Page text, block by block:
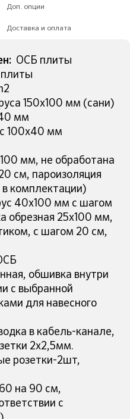
Доп. опции
Доставка и оплата
ОСБ плиты
150х100 мм (сани)
мм
100х40 мм
мм, не обработана
см, пароизоляция
комплектации)
40х100 мм с шагом
обрезная 25х100 мм,
с шагом 20 см,
обшивка внутри
с выбранной
для навесного
в кабель-канале,
2х2,5мм.
розетки-2шт,
на 90 см,
с